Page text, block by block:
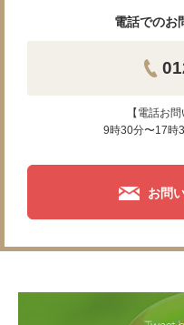
電話でのお
【電話お
9時30分〜17時
お問